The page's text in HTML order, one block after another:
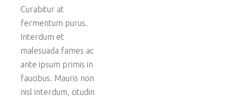
Curabitur at
fermentum purus.
Interdum et
malesuada fames ac
ante ipsum primis in
faucibus. Mauris non
nisl interdum, citudin